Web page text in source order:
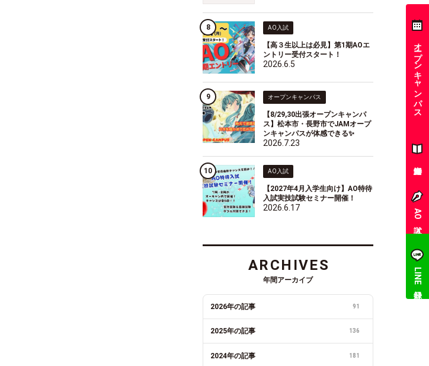
AO入試
【高３生以上は必見】第1期AOエ
ントリー受付スタート！
2026.6.5
オープンキャンパス
【8/29,30出張オープンキャンパ
ス】松本市・長野市でJAMオープ
ンキャンパスが体感できる✨
2026.7.23
AO入試
【2027年4月入学生向け】AO特待
入試実技試験セミナー開催！
2026.6.17
ARCHIVES
年間アーカイブ
2026年の記事 91
2025年の記事 136
2024年の記事 181
オープンキャンパス
AO入試
LINE登録